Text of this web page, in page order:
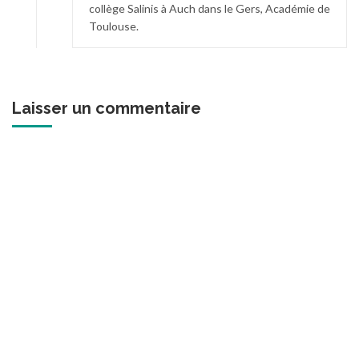
collège Salinis à Auch dans le Gers, Académie de
Toulouse.
Laisser un commentaire